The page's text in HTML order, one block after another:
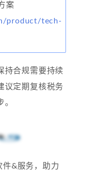
案
product/tech-
持合规需要持续
议定期复核税务
件&服务，助力